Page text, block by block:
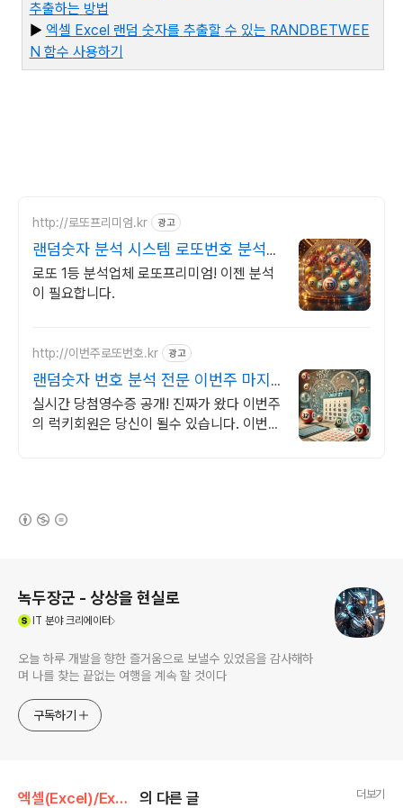
추출하는 방법
▶ 엑셀 Excel 랜덤 숫자를 추출할 수 있는 RANDBETWEE
N 함수 사용하기
http://로또프리미엄.kr 광고
랜덤숫자 분석 시스템 로또번호 분석업
체
로또 1등 분석업체 로또프리미엄! 이젠 분석
이 필요합니다.
http://이번주로또번호.kr 광고
랜덤숫자 번호 분석 전문 이번주 마지
막 기회!
실시간 당첨영수증 공개! 진짜가 왔다 이번주
의 럭키회원은 당신이 될수 있습니다. 이번엔
녹두장군 - 상상을 현실로
IT 분야 크리에이터
오늘 하루 개발을 향한 즐거움으로 보낼수 있었음을 감사해하
며 나를 찾는 끝없는 여행을 계속 할 것이다
구독하기
엑셀(Excel)/Excel 의 다른 글 더보기